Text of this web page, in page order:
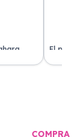
y el
El
llegó
COMPRA